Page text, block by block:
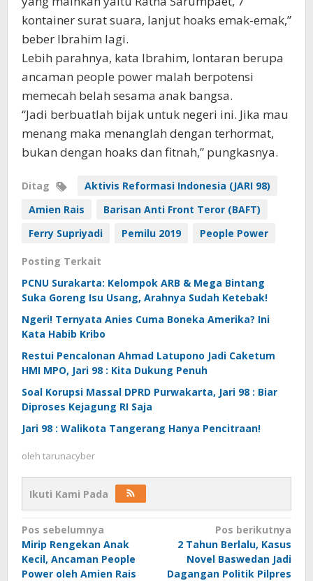
kontainer surat suara, lanjut hoaks emak-emak,”
beber Ibrahim lagi.
Lebih parahnya, kata Ibrahim, lontaran berupa
ancaman people power malah berpotensi
memecah belah sesama anak bangsa.
“Jadi berbuatlah bijak untuk negeri ini. Jika mau
menang maka menanglah dengan terhormat,
bukan dengan hoaks dan fitnah,” pungkasnya.
Ditag
Aktivis Reformasi Indonesia (JARI 98)
Amien Rais
Barisan Anti Front Teror (BAFT)
Ferry Supriyadi
Pemilu 2019 People Power
Posting Terkait
PCNU Surakarta: Kelompok ARB & Mega Bintang
Suka Goreng Isu Usang, Arahnya Sudah Ketebak!
Ngeri! Ternyata Anies Cuma Boneka Amerika? Ini
Kata Habib Kribo
Restui Pencalonan Ahmad Latupono Jadi Caketum
HMI MPO, Jari 98 : Kita Dukung Penuh
Soal Korupsi Massal DPRD Purwakarta, Jari 98 : Biar
Diproses Kejagung RI Saja
Jari 98 : Walikota Tangerang Hanya Pencitraan!
oleh tarunacyber
Ikuti Kami Pada
Navigasi
pos
Pos sebelumnya
Mirip Rengekan Anak
Kecil, Ancaman People
Power oleh Amien Rais
Pos berikutnya
2 Tahun Berlalu, Kasus
Novel Baswedan Jadi
Dagangan Politik Pilpres